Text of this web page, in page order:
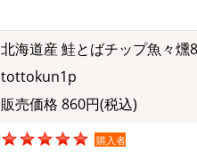
北海道産 鮭とばチップ魚々燻
tottokun1p
販売価格 860円(税込)
購入者